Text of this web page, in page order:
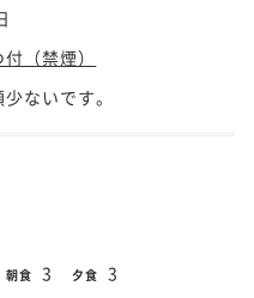
（禁煙）
ないです。
朝食 3 夕食 3